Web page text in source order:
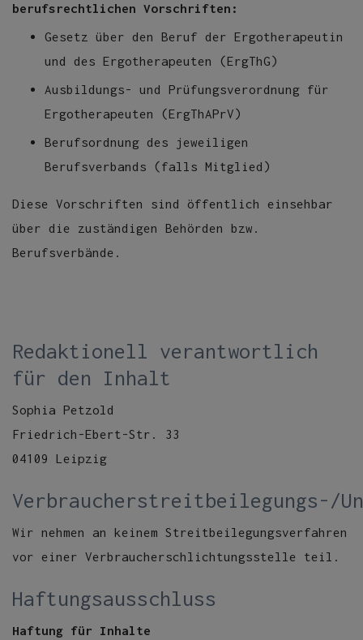
berufsrechtlichen Vorschriften:
Gesetz über den Beruf der Ergotherapeutin
und des Ergotherapeuten (ErgThG)
Ausbildungs- und Prüfungsverordnung für
Ergotherapeuten (ErgThAPrV)
Berufsordnung des jeweiligen
Berufsverbands (falls Mitglied)
Diese Vorschriften sind öffentlich einsehbar
über die zuständigen Behörden bzw.
Berufsverbände.
Redaktionell verantwortlich
für den Inhalt
Sophia Petzold
Friedrich-Ebert-Str. 33
04109 Leipzig
Verbraucherstreitbeilegungs-/
Wir nehmen an keinem Streitbeilegungsverfahren
vor einer Verbraucherschlichtungsstelle teil.
Haftungsausschluss
Haftung für Inhalte